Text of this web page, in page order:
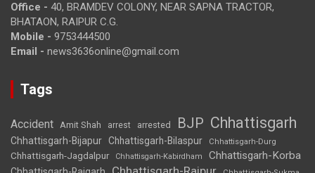
Office - 40, BRAMDEV COLONY, NEAR SAPNA TRACTOR,
BHATAON, RAIPUR C.G.
Mobile - 9753444500
Email - news3636online@gmail.com
Tags
Accident Amit Shah arrest arrested BJP Chhattisgarh
Chhattisgarh-Bijapur Chhattisgarh-Bilaspur Chhattisgarh-Durg
Chhattisgarh-Jagdalpur Chhattisgarh-Kabirdham Chhattisgarh-Korba